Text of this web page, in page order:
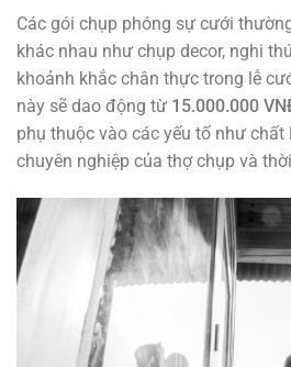
Các gói chụp phóng sự cưới
khác nhau như chụp decor, nghi
khoảnh khắc chân thực trong lễ
này sẽ dao động từ 15.000.000
phụ thuộc vào các yếu tố như
chuyên nghiệp của thợ chụp và